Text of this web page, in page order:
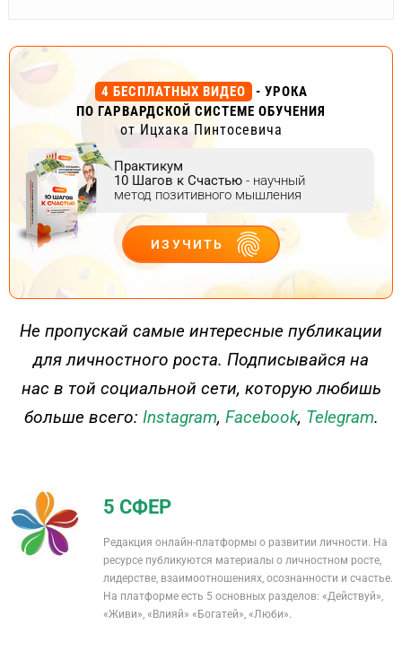
4 БЕСПЛАТНЫХ ВИДЕО
- УРОКА
ПО ГАРВАРДСКОЙ СИСТЕМЕ ОБУЧЕНИЯ
от Ицхака Пинтосевича
Практикум
10 Шагов к Счастью - научный
метод позитивного мышления
ИЗУЧИТЬ
ДЕЙСТВУЙ
Не пропускай самые интересные публикации
для личностного роста. Подписывайся на
нас в той социальной сети, которую любишь
больше всего: Instagram, Facebook, Telegram.
5 СФЕР
Редакция онлайн-платформы о развитии личности. На
ресурсе публикуются материалы о личностном росте,
лидерстве, взаимоотношениях, осознанности и счастье.
На платформе есть 5 основных разделов: «Действуй»,
«Живи», «Влияй» «Богатей», «Люби».